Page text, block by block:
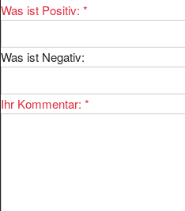
Was ist Positiv: *
Was ist Negativ:
Ihr Kommentar: *